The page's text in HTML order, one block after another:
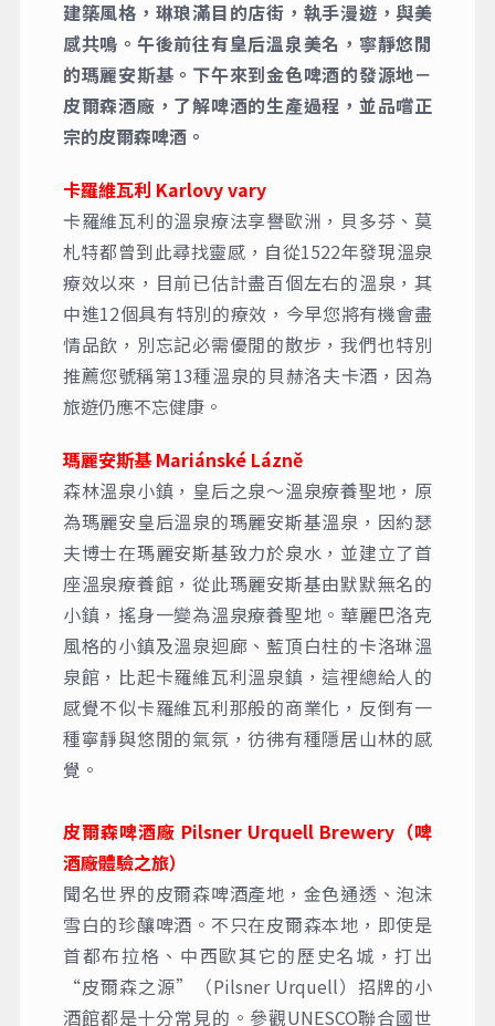
建築風格，琳琅滿目的店街，執手漫遊，與美
感共鳴。午後前往有皇后溫泉美名，寧靜悠閒
的瑪麗安斯基。下午來到金色啤酒的發源地－
皮爾森酒廠，了解啤酒的生產過程，並品嚐正
宗的皮爾森啤酒。
卡羅維瓦利 Karlovy vary
卡羅維瓦利的溫泉療法享譽歐洲，貝多芬、莫
札特都曾到此尋找靈感，自從1522年發現溫泉
療效以來，目前已估計盡百個左右的溫泉，其
中進12個具有特別的療效，今早您將有機會盡
情品飲，別忘記必需優閒的散步，我們也特別
推薦您號稱第13種溫泉的貝赫洛夫卡酒，因為
旅遊仍應不忘健康。
瑪麗安斯基 Mariánské Lázně
森林溫泉小鎮，皇后之泉～溫泉療養聖地，原
為瑪麗安皇后溫泉的瑪麗安斯基溫泉，因約瑟
夫博士在瑪麗安斯基致力於泉水，並建立了首
座溫泉療養館，從此瑪麗安斯基由默默無名的
小鎮，搖身一變為溫泉療養聖地。華麗巴洛克
風格的小鎮及溫泉迴廊、藍頂白柱的卡洛琳溫
泉館，比起卡羅維瓦利溫泉鎮，這裡總給人的
感覺不似卡羅維瓦利那般的商業化，反倒有一
種寧靜與悠閒的氣氛，彷彿有種隱居山林的感
覺。
皮爾森啤酒廠 Pilsner Urquell Brewery（啤
酒廠體驗之旅）
聞名世界的皮爾森啤酒產地，金色通透、泡沫
雪白的珍釀啤酒。不只在皮爾森本地，即使是
首都布拉格、中西歐其它的歷史名城，打出
“皮爾森之源”（Pilsner Urquell）招牌的小
酒館都是十分常見的。參觀UNESCO聯合國世